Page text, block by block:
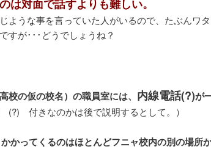
は対面で話すよりも難しい。
ような事を言っていた人がいるので、たぶんワ
すが･･･どうでしょうね？
の仮の校名）の職員室には、 内線電話(?)が
(?) 付きなのかは後で説明するとして。）
かかってくるのはほとんどフニャ校内の別の場所